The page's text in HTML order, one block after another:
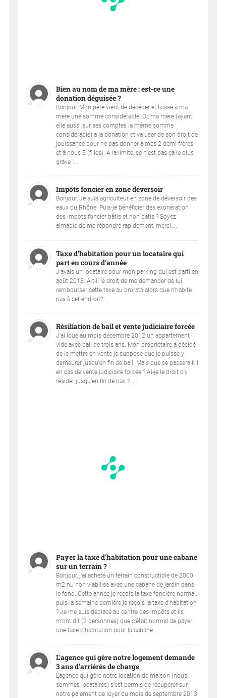
Bien au nom de ma mère : est-ce une
donation déguisée ?
Bonjour, Mon père vient de décéder et laisse à ma
mère une somme considérable. Or, ma mère (ayant
elle aussi sur ses comptes la même somme
considérable) a la donation et va user de son droit de
jouissance pour ne pas donner à mes 2 demi-frères
et à nous 5 (filles). A la limite, ce n’est pas ça le plus
grave :...
Impôts foncier en zone déversoir
Bonjour, Je suis agriculteur en zone de déversoir des
eaux du Rhône. Puis-je bénéficier des exonération
des impôts foncier bâtis et non bâtis ? Soyez
aimable de me répondre rapidement, merci....
Taxe d'habitation pour un locataire qui
part en cours d'année
J'avais un locataire pour mon parking qui est parti en
août 2013. A-t-il le droit de me demander de lui
rembourser cette taxe au prorata alors que n'habite
pas à cet endroit?...
Résiliation de bail et vente judiciaire forcée
J'ai loué au mois décembre 2012 un appartement
vide avec bail de trois ans. Mon propriétaire à décidé
de le mettre en vente je suppose que je puisse y
demeurer jusqu'en fin de bail. Mais que se passera-t-il
en cas de vente judiciaire forcée ? Ai-je le droit d'y
résider jusqu'en fin de bail ?...
Payer la taxe d'habitation pour une cabane
sur un terrain ?
Bonjour, j'ai acheté un terrain constructible de 2000
m2 nu non viabilisé avec une cabane de jardin dans
le fond. Cette année je reçois la taxe foncière normal,
puis la semaine dernière je reçois la taxe d'habitation
? Je me suis déplacé au centre des impôts et ils
m'ont dit (2 personnes) que c'était normal de payer
une taxe d'habitation pour la cabane....
L'agence qui gère notre logement demande
3 ans d'arriérés de charge
L'agence qui gère notre location de maison (nous
sommes locataires) s'est permis de récupérer sur
notre paiement de loyer du mois de septembre 2013